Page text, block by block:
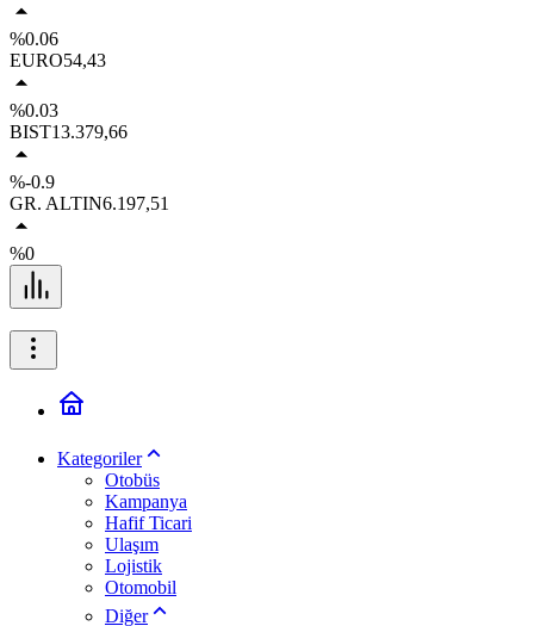
%0.06
EURO54,43
%0.03
BIST13.379,66
%-0.9
GR. ALTIN6.197,51
%0
Kategoriler
Otobüs
Kampanya
Hafif Ticari
Ulaşım
Lojistik
Otomobil
Diğer